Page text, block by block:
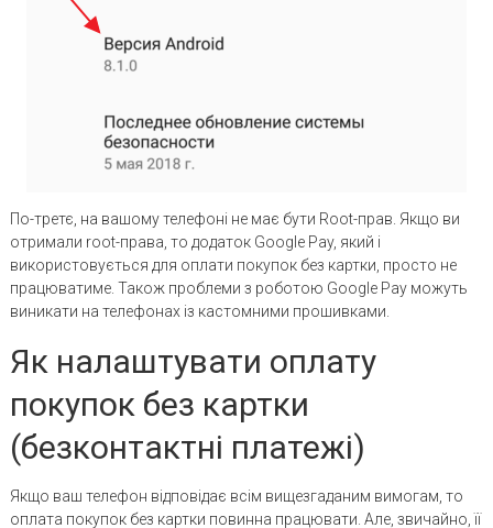
По-третє, на вашому телефоні не має бути Root-прав. Якщо ви
отримали root-права, то додаток Google Pay, який і
використовується для оплати покупок без картки, просто не
працюватиме. Також проблеми з роботою Google Pay можуть
виникати на телефонах із кастомними прошивками.
Як налаштувати оплату
покупок без картки
(безконтактні платежі)
Якщо ваш телефон відповідає всім вищезгаданим вимогам, то
оплата покупок без картки повинна працювати. Але, звичайно, її